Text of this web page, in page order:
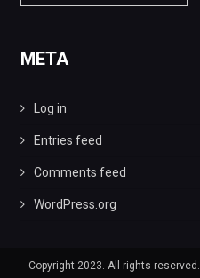
META
Log in
Entries feed
Comments feed
WordPress.org
Copyright 2023. All rights reserved.